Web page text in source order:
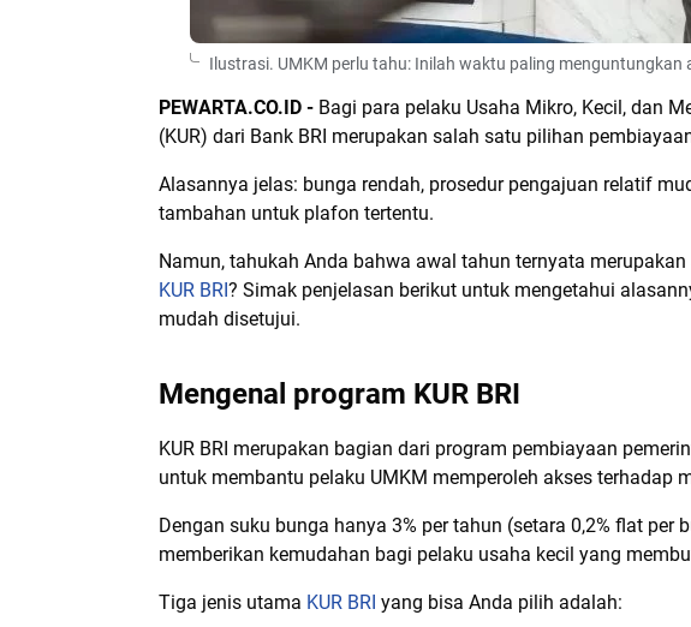
Ilustrasi. UMKM perlu tahu: Inilah waktu paling menguntungkan
PEWARTA.CO.ID - Bagi para pelaku Usaha Mikro, Kecil, dan
(KUR) dari Bank BRI merupakan salah satu pilihan
Alasannya jelas: bunga rendah, prosedur pengajuan relatif
tambahan untuk plafon tertentu.
Namun, tahukah Anda bahwa awal tahun ternyata
KUR BRI? Simak penjelasan berikut untuk mengetahui
mudah disetujui.
Mengenal program KUR BRI
KUR BRI merupakan bagian dari program pembiayaan
untuk membantu pelaku UMKM memperoleh akses terhadap
Dengan suku bunga hanya 3% per tahun (setara 0,2% flat
memberikan kemudahan bagi pelaku usaha kecil yang
Tiga jenis utama KUR BRI yang bisa Anda pilih adalah: